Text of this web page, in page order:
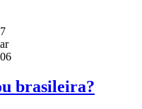
brasileira?